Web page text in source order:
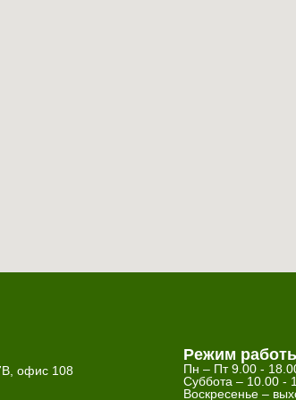
офис 108
Режим
Пн – Пт 9.00 -
Суббота – 10.00 -
Воскресенье –